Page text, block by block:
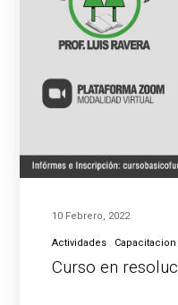
10 Febrero, 2022
Actividades Capacitacion
Curso en